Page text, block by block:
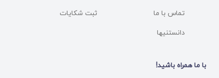
تماس با ما
دانستنیها
ثبت شکایات
با ما همراه باشید!